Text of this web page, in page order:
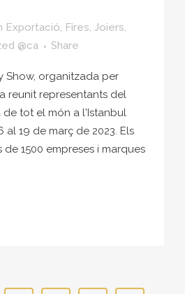
Exportació, Fires, Joiers,
@ca Share
Show, organitzada per
reunit representants del
tot el món a l'Istanbul
al 19 de març de 2023. Els
1500 empreses i marques